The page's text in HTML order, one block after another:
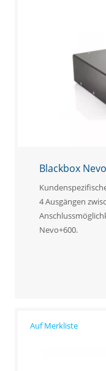
Blackbox
4 Ausgängen
Nevo+600.